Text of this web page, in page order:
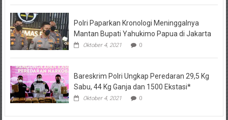
Polri Paparkan Kronologi Meninggalnya
Mantan Bupati Yahukimo Papua di Jakarta
Oktober 4, 2021 0
Bareskrim Polri Ungkap Peredaran 29,5 Kg
Sabu, 44 Kg Ganja dan 1500 Ekstasi*
Oktober 4, 2021 0